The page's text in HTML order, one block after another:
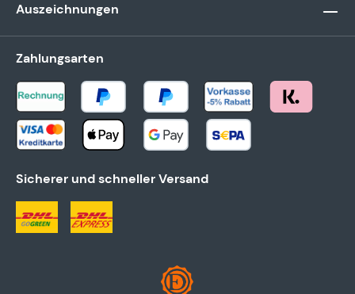
Auszeichnungen
Zahlungsarten
Sicherer und schneller Versand